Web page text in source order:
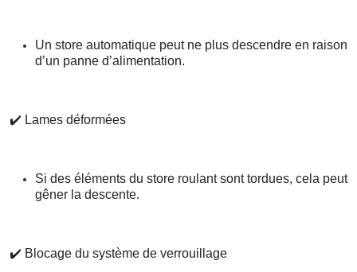
Un store automatique peut ne plus descendre en raison
d’un panne d’alimentation.
✔️ Lames déformées
Si des éléments du store roulant sont tordues, cela peut
gêner la descente.
✔️ Blocage du système de verrouillage